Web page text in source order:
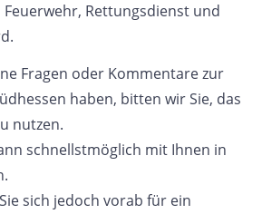
intern
Rettungsdienst und
Fragen oder Kommentare zur
haben, bitten wir Sie, das
nutzen.
schnellstmöglich mit Ihnen in
sich jedoch vorab für ein